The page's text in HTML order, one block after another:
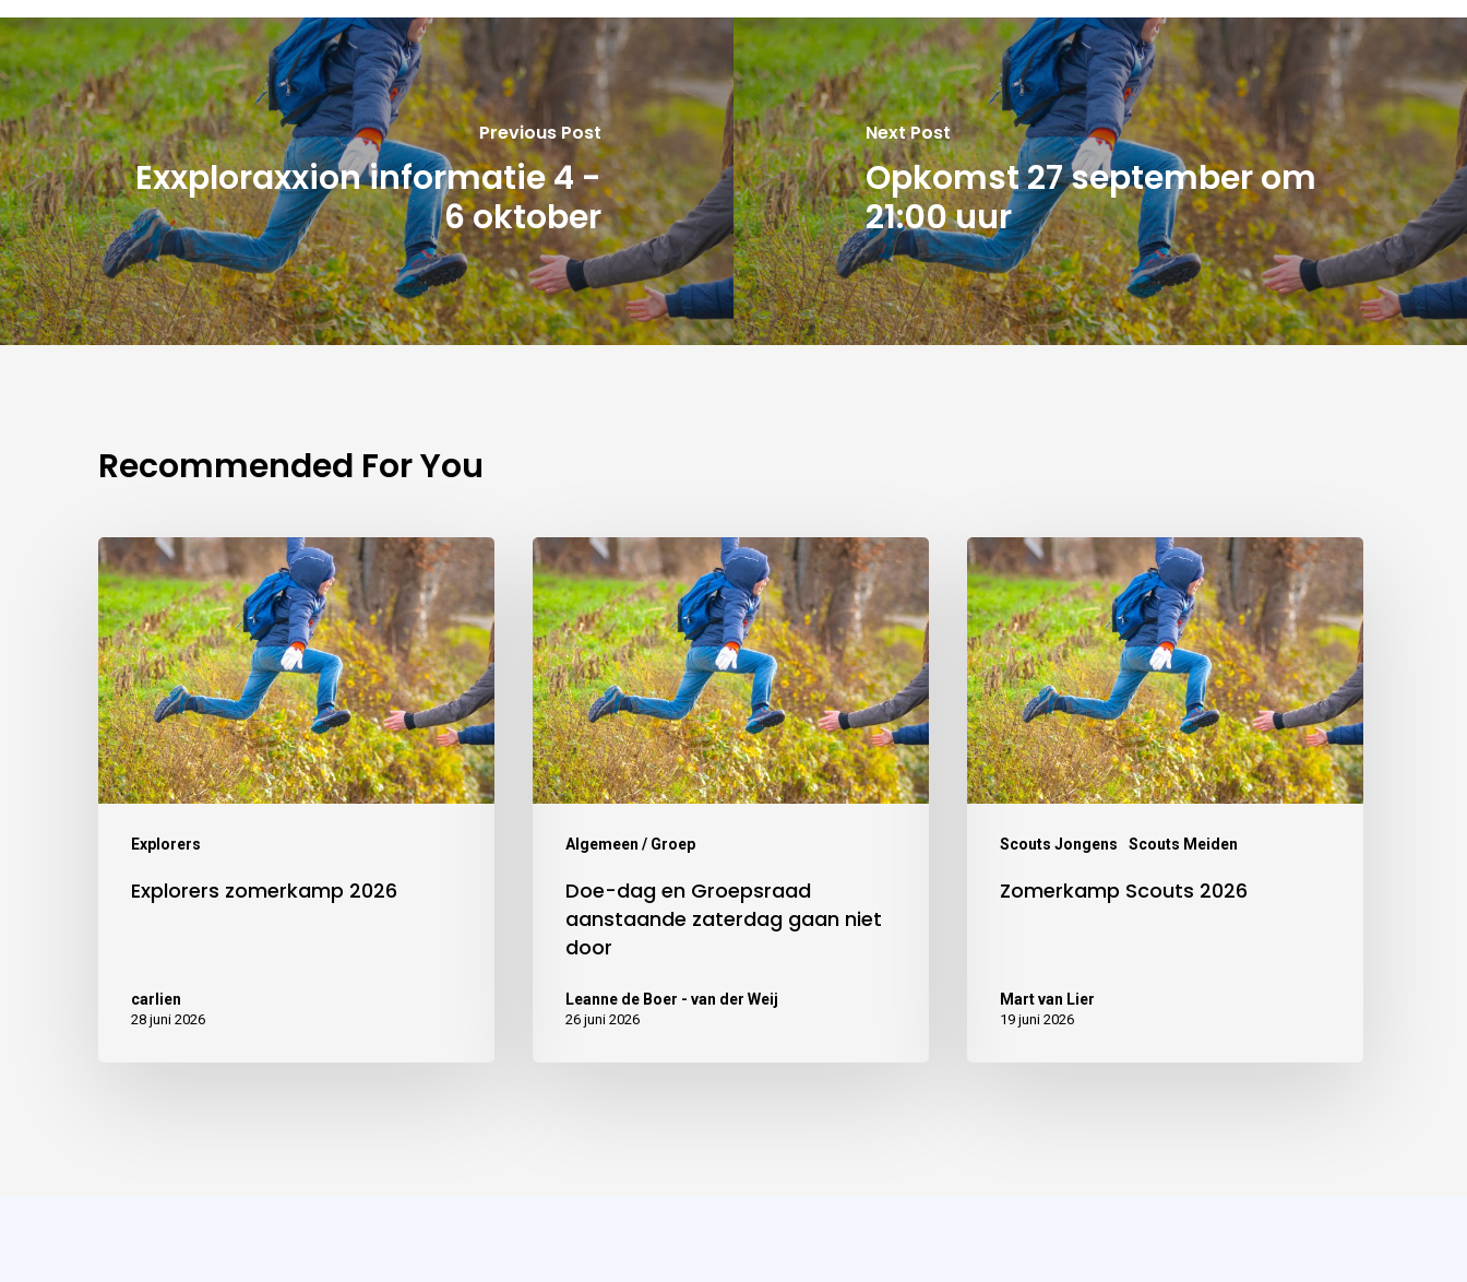
Previous Post
Exxploraxxion informatie 4 -
6 oktober
Next Post
Opkomst 27 september om
21:00 uur
Recommended For You
Explorers
Explorers zomerkamp 2026
carlien
28 juni 2026
Algemeen / Groep
Doe-dag en Groepsraad
aanstaande zaterdag gaan niet
door
Leanne de Boer - van der Weij
26 juni 2026
Scouts Jongens Scouts Meiden
Zomerkamp Scouts 2026
Mart van Lier
19 juni 2026